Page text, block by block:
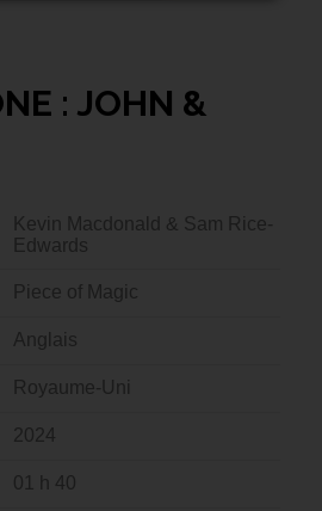
: JOHN &
Kevin Macdonald & Sam Rice-
Edwards
Piece of Magic
Anglais
Royaume-Uni
2024
01 h 40